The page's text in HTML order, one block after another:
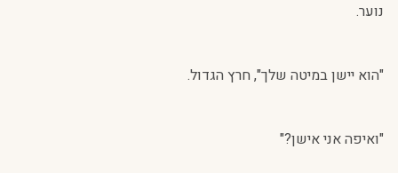
נוער.
"הוא יישן במיטה שלך", חרץ הגדול.
"ואיפה אני אישן?"